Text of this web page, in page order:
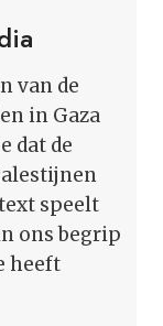
van de
in Gaza
dat de
speelt
ons begrip
heeft